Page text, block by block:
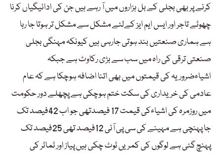
کرنے پر بھی بجلی کے بل ہزاروں میں آ رہے ہیں جن کی ادائیگیاں کرنا
چھوٹے تاجر اور ایس ایم ایز کےلئے مشکل سے مشکل تر ہوتا جا رہا
ہے ہماری صنعتیں بند ہوتی جارہی ہیں کیونکہ مہنگی بجلی
صنعتی ترقی کی راہ میں سب سے بڑی رکاوٹ ہے جبکہ
اشیاءضروریہ کی قیمتوں میں بھی اتنا اضافہ ہوچکا ہے کہ عام
عادمی کی خریداری کی سکت ختم ہوچکی ہے پچھلے دور حکومت
میں روزمرہ کی اشیاءکی قیمت 17 فیصدتھی جو اب 42فیصد تک
جا پہنچی ہے مہینے کی سی پی آئی 12فیصد تھی 25فیصد تک
پہنچ گئی ہے لوگوں کی کمریں ٹوٹ چکی ہیں پیاز اور ٹماٹر کی